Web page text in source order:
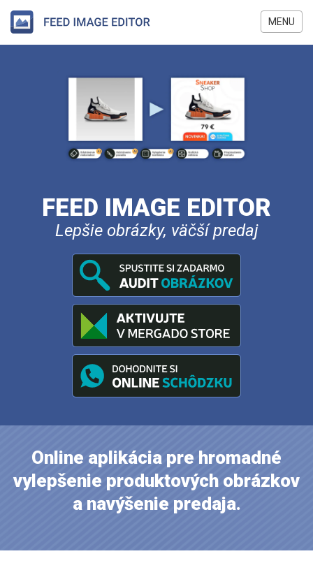
hlavný
MENU
FEED IMAGE EDITOR
Lepšie obrázky, väčší predaj
Online aplikácia pre hromadné
vylepšenie produktových obrázkov
a navýšenie predaja.